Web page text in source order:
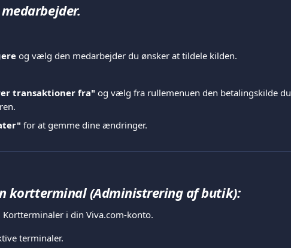
og vælg den medarbejder du ønsker at tildele kilden.
transaktioner fra" og vælg fra rullemenuen den betalingskilde du
for at gemme dine ændringer.
kortterminal (Administrering af butik):
Kortterminaler i din Viva.com-konto.
terminaler.